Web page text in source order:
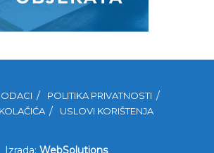
POLITIKA PRIVATNOSTI
USLOVI KORIŠTENJA
Izrada: WebSolutions